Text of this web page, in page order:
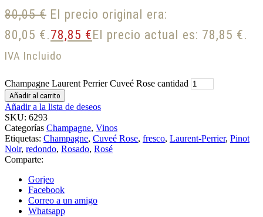
80,05€ El precio original era:
80,05 €.78,85 €El precio actual es: 78,85 €.
IVA Incluido
Champagne Laurent Perrier Cuveé Rose cantidad
Añadir al carrito
Añadir a la lista de deseos
SKU: 6293
Categorías Champagne, Vinos
Etiquetas: Champagne, Cuveé Rose, fresco, Laurent-Perrier, Pinot
Noir, redondo, Rosado, Rosé
Comparte:
Gorjeo
Facebook
Correo a un amigo
Whatsapp